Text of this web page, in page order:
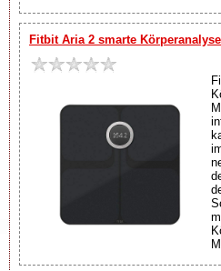
Fitbit Aria 2 smarte